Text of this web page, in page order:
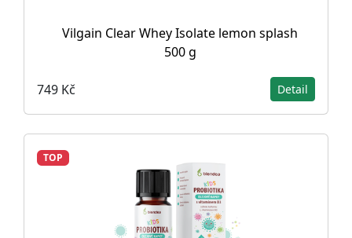
Vilgain Clear Whey Isolate lemon splash
500 g
749 Kč Detail
TOP